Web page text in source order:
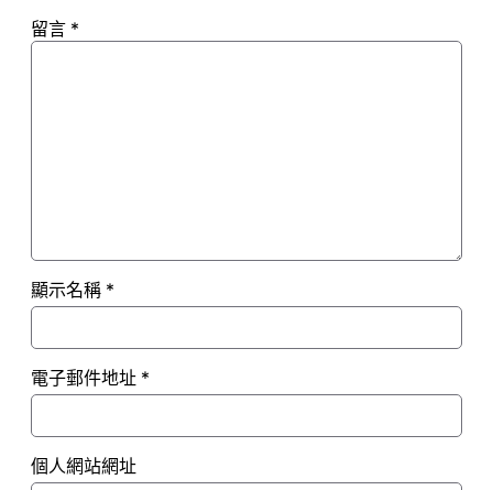
留言 *
顯示名稱 *
電子郵件地址 *
個人網站網址